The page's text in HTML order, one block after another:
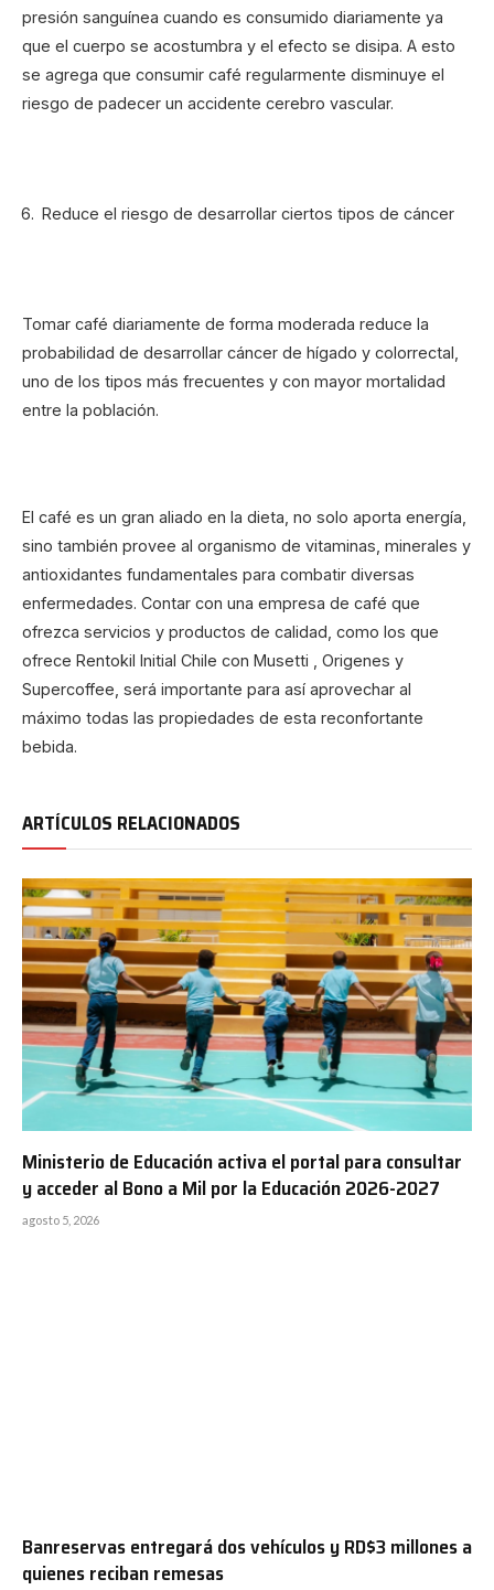
presión sanguínea cuando es consumido diariamente ya
que el cuerpo se acostumbra y el efecto se disipa. A esto
se agrega que consumir café regularmente disminuye el
riesgo de padecer un accidente cerebro vascular.
Reduce el riesgo de desarrollar ciertos tipos de cáncer
Tomar café diariamente de forma moderada reduce la
probabilidad de desarrollar cáncer de hígado y colorrectal,
uno de los tipos más frecuentes y con mayor mortalidad
entre la población.
El café es un gran aliado en la dieta, no solo aporta energía,
sino también provee al organismo de vitaminas, minerales y
antioxidantes fundamentales para combatir diversas
enfermedades. Contar con una empresa de café que
ofrezca servicios y productos de calidad, como los que
ofrece Rentokil Initial Chile con Musetti , Origenes y
Supercoffee, será importante para así aprovechar al
máximo todas las propiedades de esta reconfortante
bebida.
ARTÍCULOS RELACIONADOS
Ministerio de Educación activa el portal para consultar
y acceder al Bono a Mil por la Educación 2026-2027
agosto 5, 2026
Banreservas entregará dos vehículos y RD$3 millones a
quienes reciban remesas